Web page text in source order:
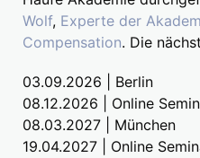
Wolf, Experte der
Compensation. Die
03.09.2026 | Berlin
08.12.2026 | Online
08.03.2027 | München
19.04.2027 | Online